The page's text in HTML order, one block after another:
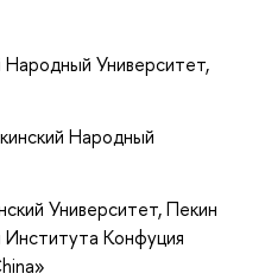
Университет,
Народный
Университет, Пекин
Конфуция